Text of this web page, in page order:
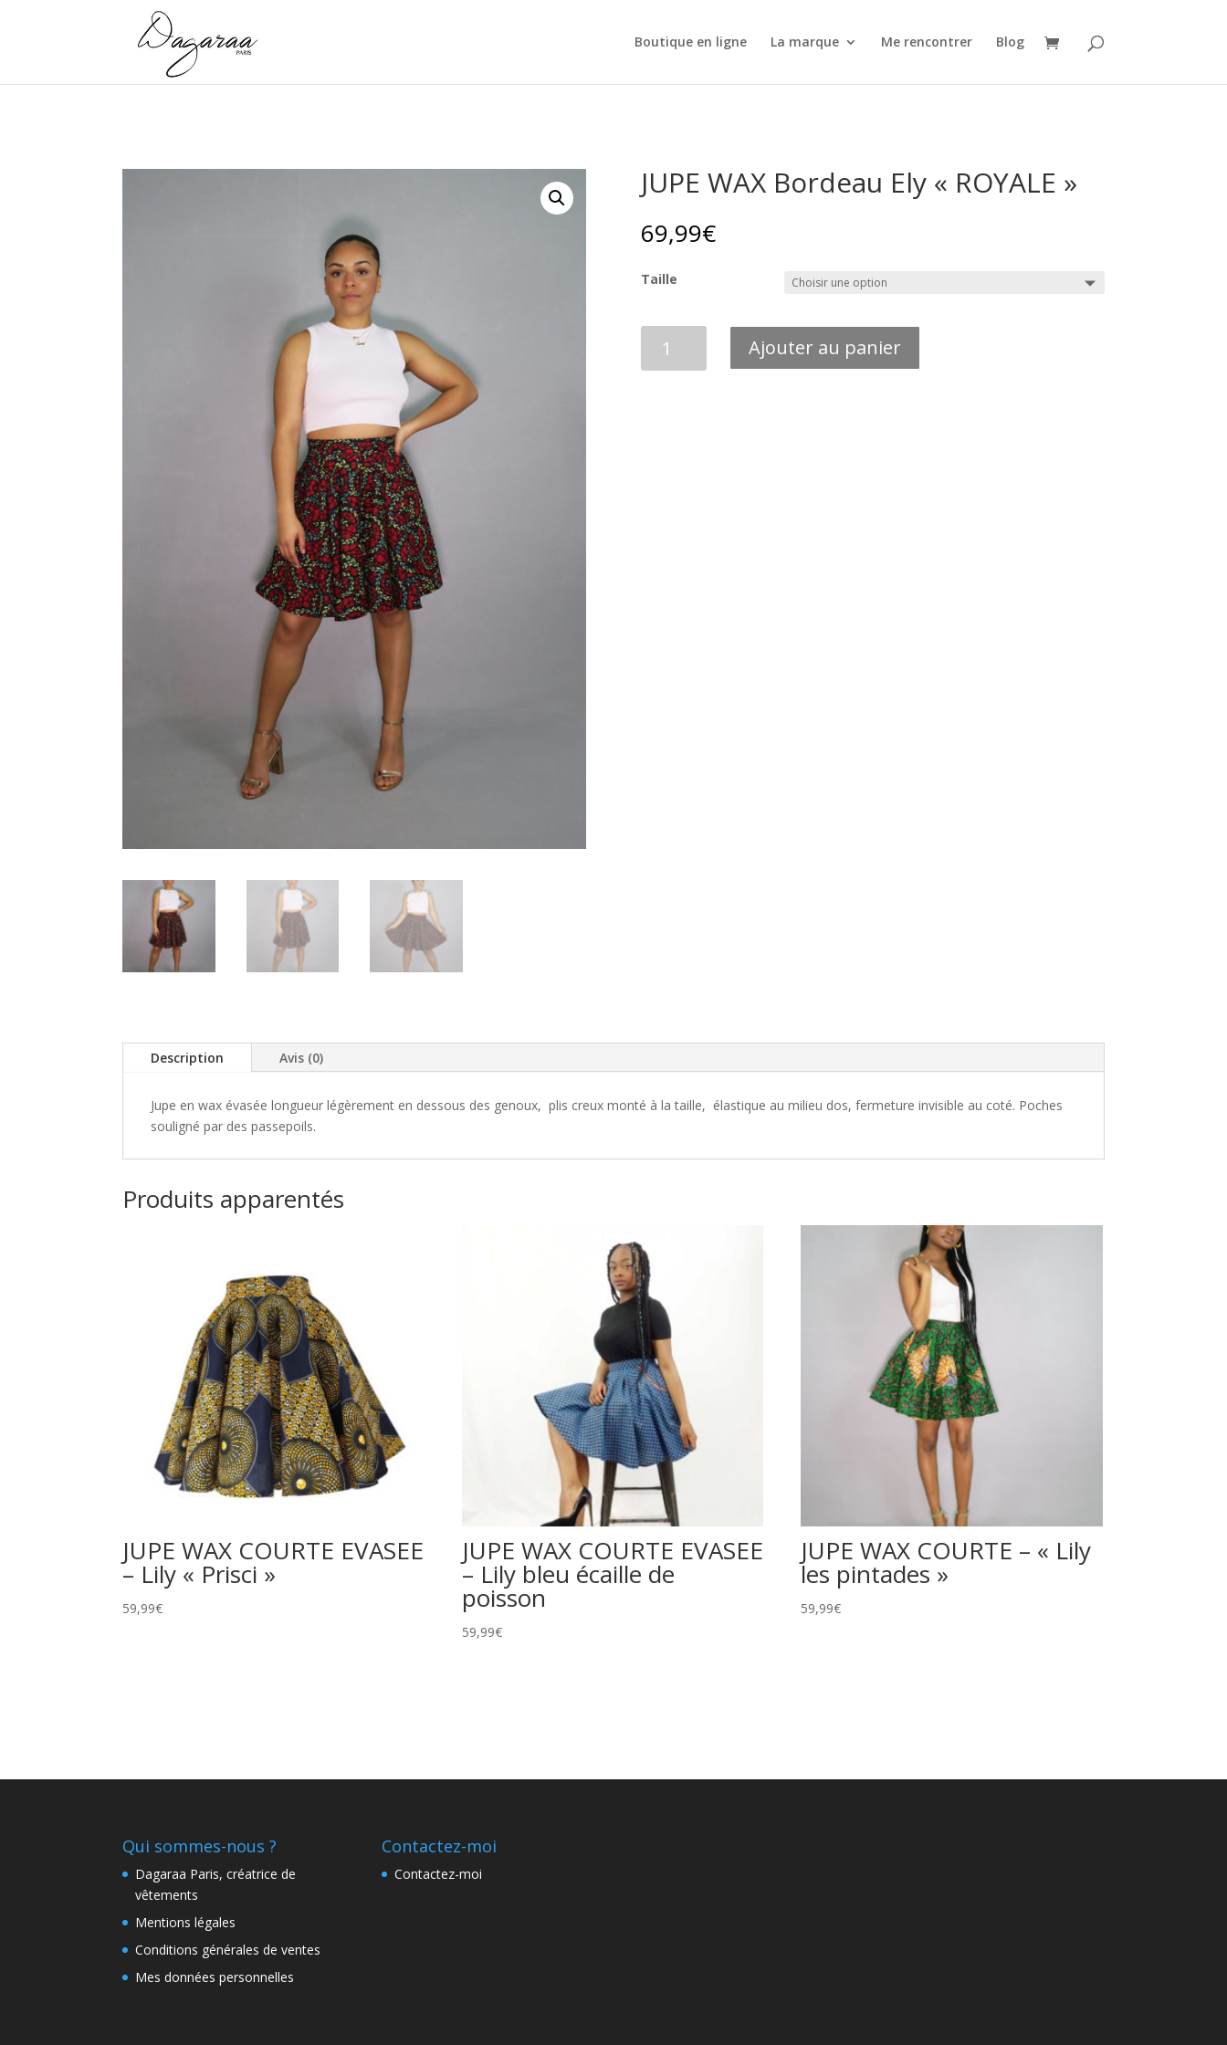
Boutique en ligne La marque Me rencontrer Blog
JUPE WAX Bordeau Ely « ROYALE »
69,99€
Taille
Ajouter au panier
Description Avis (0)
Jupe en wax évasée longueur légèrement en dessous des genoux, plis creux monté à la taille, élastique au milieu dos, fermeture invisible au coté. Poches
souligné par des passepoils.
Produits apparentés
JUPE WAX COURTE EVASEE
– Lily « Prisci »
59,99€
JUPE WAX COURTE EVASEE
– Lily bleu écaille de
poisson
59,99€
JUPE WAX COURTE – « Lily
les pintades »
59,99€
Qui sommes-nous ?
Dagaraa Paris, créatrice de
vêtements
Mentions légales
Conditions générales de ventes
Mes données personnelles
Contactez-moi
Contactez-moi